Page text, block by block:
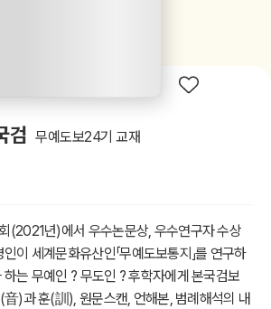
검 무예도보24기 교재
(2021년)에서 우수논문상, 우수연구자 수상
이 세계문화유산인「무예도보통지」를 연구하
는 무예인 ? 무도인 ? 후학자에게 본국검보
)과 훈(訓), 원문스캔, 언해본, 범례해석의 내